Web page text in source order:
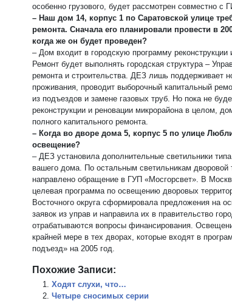
особенно грузового, будет рассмотрен совместно с
– Наш дом 14, корпус 1 по Саратовской улице
ремонта. Сначала его планировали провести в
когда же он будет проведен?
– Дом входит в городскую программу реконструкции
Ремонт будет выполнять городская структура –
ремонта и строительства. ДЕЗ лишь поддерживает
проживания, проводит выборочный капитальный
из подъездов и замене газовых труб. Но пока не
реконструкции и реновации микрорайона в целом,
полного капитального ремонта.
– Когда во дворе дома 5, корпус 5 по улице
освещение?
– ДЕЗ установила дополнительные светильники
вашего дома. По остальным светильникам дворовой
направлено обращение в ГУП «Мосгорсвет». В
целевая программа по освещению дворовых
Восточного округа сформировала предложения на
заявок из управ и направила их в правительство
отрабатываются вопросы финансирования.
крайней мере в тех дворах, которые входят в
подъезд» на 2005 год.
Похожие Записи:
Ходят слухи, что…
Четыре сносимых серии